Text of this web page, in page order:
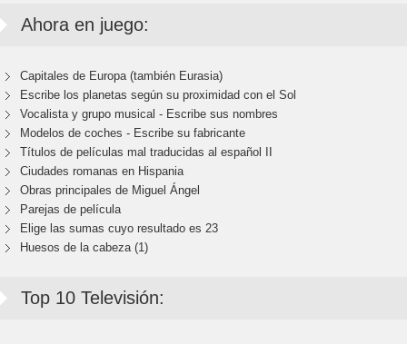
Ahora en juego:
Capitales de Europa (también Eurasia)
Escribe los planetas según su proximidad con el Sol
Vocalista y grupo musical - Escribe sus nombres
Modelos de coches - Escribe su fabricante
Títulos de películas mal traducidas al español II
Ciudades romanas en Hispania
Obras principales de Miguel Ángel
Parejas de película
Elige las sumas cuyo resultado es 23
Huesos de la cabeza (1)
Top 10 Televisión: